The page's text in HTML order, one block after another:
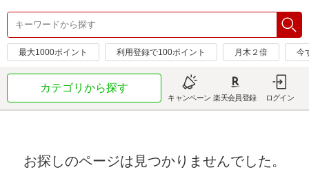
最大1000ポイント 利用登録で100ポイント 月木２倍 今
カテゴリから探す
キャンペーン 楽天会員登録 ログイン
お探しのページは見つかりませんでした。